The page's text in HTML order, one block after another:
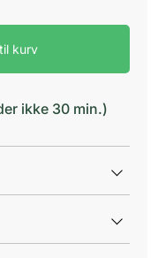
kurv
ikke 30 min.)